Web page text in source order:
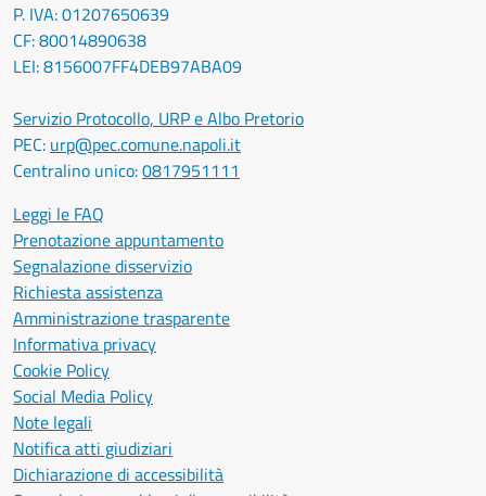
P. IVA: 01207650639
CF: 80014890638
LEI: 8156007FF4DEB97ABA09
Servizio Protocollo, URP e Albo Pretorio
PEC: urp@pec.comune.napoli.it
Centralino unico:0817951111
Leggi le FAQ
Prenotazione appuntamento
Segnalazione disservizio
Richiesta assistenza
Amministrazione trasparente
Informativa privacy
Cookie Policy
Social Media Policy
Note legali
Notifica atti giudiziari
Dichiarazione di accessibilità